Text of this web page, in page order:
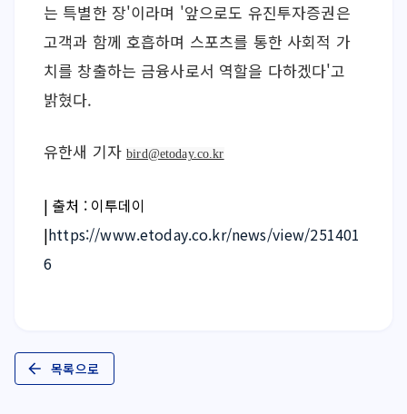
는 특별한 장'이라며 '앞으로도 유진투자증권은
고객과 함께 호흡하며 스포츠를 통한 사회적 가
치를 창출하는 금융사로서 역할을 다하겠다'고
밝혔다.
유한새 기자 bird@etoday.co.kr
| 출처 : 이투데이
|https://www.etoday.co.kr/news/view/251401
6
목록으로